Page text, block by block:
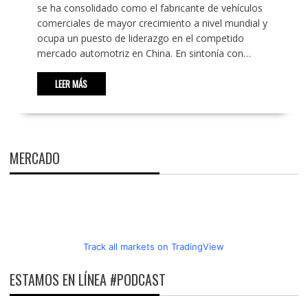
se ha consolidado como el fabricante de vehículos
comerciales de mayor crecimiento a nivel mundial y
ocupa un puesto de liderazgo en el competido
mercado automotriz en China. En sintonía con…
LEER MÁS
MERCADO
Track all markets on TradingView
ESTAMOS EN LÍNEA #PODCAST